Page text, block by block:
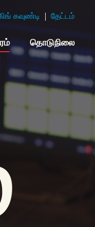
தொடுநிலை
கவுண்டி தேட்டம்